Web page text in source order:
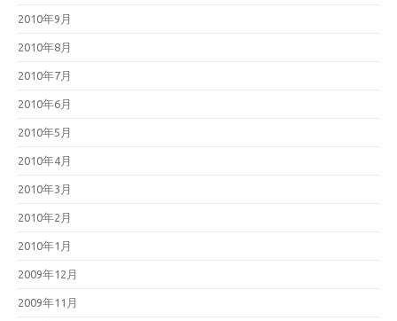
2010年9月
2010年8月
2010年7月
2010年6月
2010年5月
2010年4月
2010年3月
2010年2月
2010年1月
2009年12月
2009年11月